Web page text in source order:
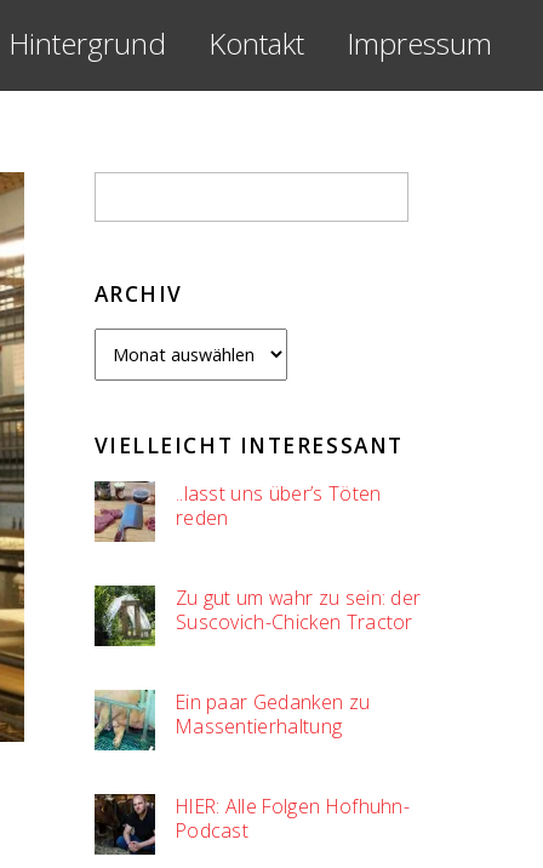
Hintergrund Kontakt Impressum
ARCHIV
VIELLEICHT INTERESSANT
..lasst uns über’s Töten
reden
Zu gut um wahr zu sein: der
Suscovich-Chicken Tractor
Ein paar Gedanken zu
Massentierhaltung
HIER: Alle Folgen Hofhuhn-
Podcast